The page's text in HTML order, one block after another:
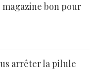
magazine bon pour
arrêter la pilule